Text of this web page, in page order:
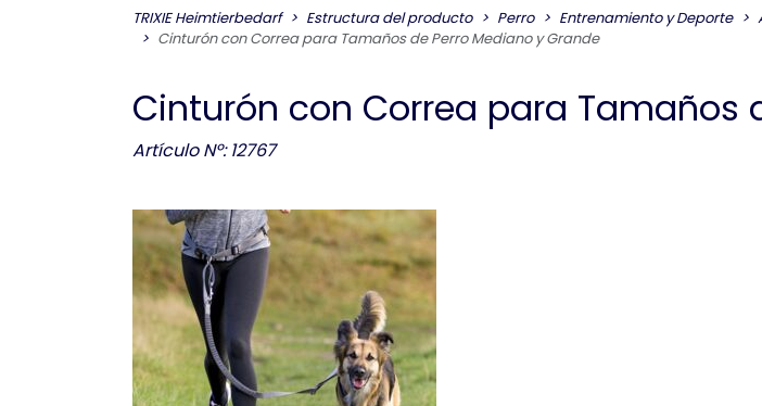
TRIXIE Heimtierbedarf Estructura del producto Perro Entrenamiento y Deporte
Cinturón con Correa para Tamaños de Perro Mediano y Grande
Cinturón con Correa para Tamaños
Artículo Nº: 12767